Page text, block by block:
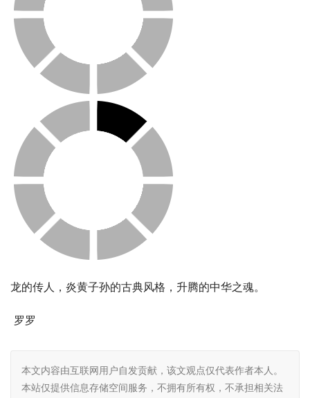
龙的传人，炎黄子孙的古典风格，升腾的中华之魂。
罗罗
本文内容由互联网用户自发贡献，该文观点仅代表作者本人。
本站仅提供信息存储空间服务，不拥有所有权，不承担相关法